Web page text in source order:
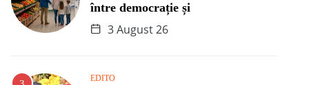
între democrație și
3 August 26
EDITO